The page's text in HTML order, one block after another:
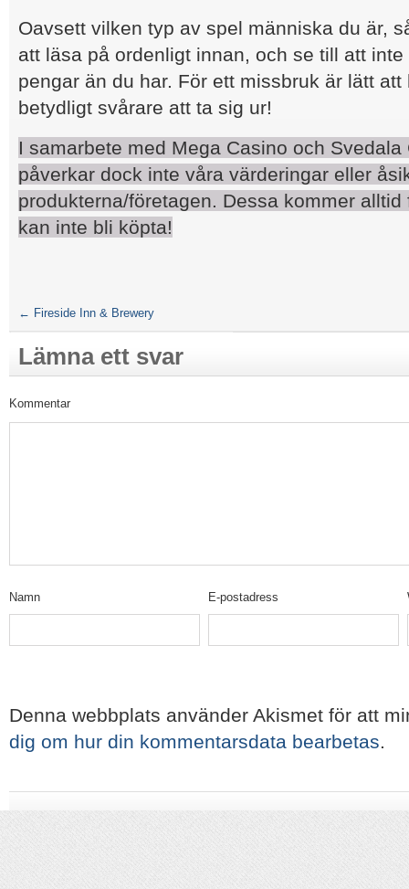
Oavsett vilken typ av spel människa du är,
att läsa på ordenligt innan, och se till att
pengar än du har. För ett missbruk är lätt att
betydligt svårare att ta sig ur!
I samarbete med Mega Casino och Svedala
påverkar dock inte våra värderingar eller
produkterna/företagen. Dessa kommer
kan inte bli köpta!
← Fireside Inn & Brewery
Lämna ett svar
Kommentar
Namn E-postadress
Denna webbplats använder Akismet för att
dig om hur din kommentarsdata bearbetas.